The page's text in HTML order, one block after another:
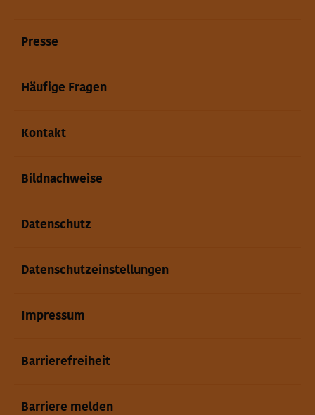
Presse
Häufige Fragen
Kontakt
Bildnachweise
Datenschutz
Datenschutzeinstellungen
Impressum
Barrierefreiheit
Barriere melden